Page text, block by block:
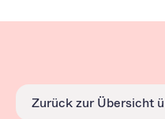
Zurück zur Übersicht